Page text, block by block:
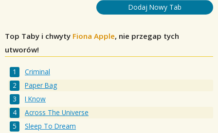
Dodaj Nowy Tab
Top Taby i chwyty Fiona Apple, nie przegap tych
utworów!
Criminal
Paper Bag
I Know
Across The Universe
Sleep To Dream